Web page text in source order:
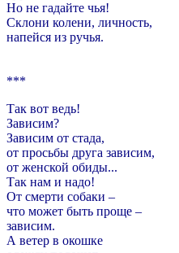
Но не гадайте чья!
Склони колени, личность,
напейся из ручья.
***
Так вот ведь!
Зависим?
Зависим от стада,
от просьбы друга зависим,
от женской обиды...
Так нам и надо!
От смерти собаки –
что может быть проще –
зависим.
А ветер в окошке